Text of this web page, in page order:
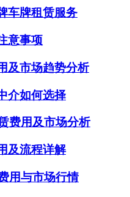
车牌租赁服务
意事项
及市场趋势分析
介如何选择
费用及市场分析
及流程详解
用与市场行情